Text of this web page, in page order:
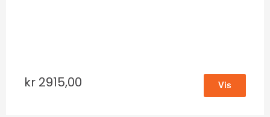
kr 2915,00 Vis